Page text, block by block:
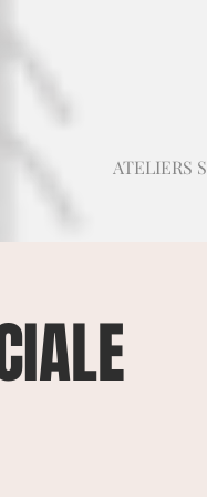
ATELIERS